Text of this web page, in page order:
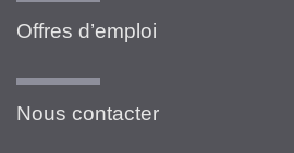
Offres d’emploi
Nous contacter